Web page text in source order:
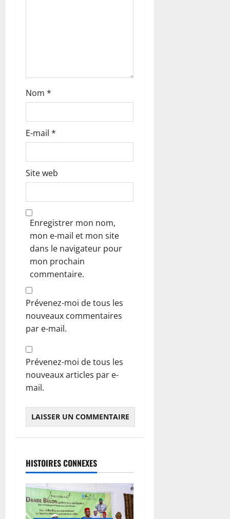
c
l
e
Nom *
E-mail *
Site web
Enregistrer mon nom,
mon e-mail et mon site
dans le navigateur pour
mon prochain
commentaire.
Prévenez-moi de tous les
nouveaux commentaires
par e-mail.
Prévenez-moi de tous les
nouveaux articles par e-
mail.
HISTOIRES CONNEXES